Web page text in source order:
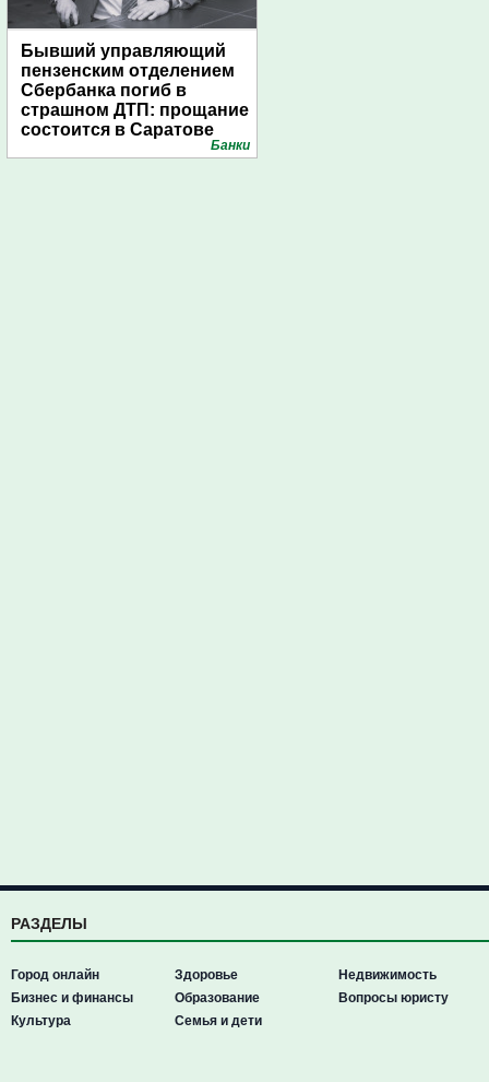
Бывший управляющий
пензенским отделением
Сбербанка погиб в
страшном ДТП: прощание
состоится в Саратове
Банки
РАЗДЕЛЫ
Город онлайн
Бизнес и финансы
Культура
Здоровье
Образование
Семья и дети
Недвижимость
Вопросы юристу